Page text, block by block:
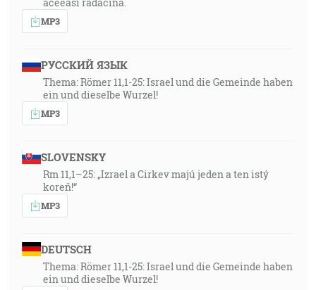
MP3
РУССКИЙ ЯЗЫК
Thema: Römer 11,1-25: Israel und die Gemeinde haben
ein und dieselbe Wurzel!
MP3
SLOVENSKY
Rm 11,1–25: „Izrael a Cirkev majú jeden a ten istý
koreň!“
MP3
DEUTSCH
Thema: Römer 11,1-25: Israel und die Gemeinde haben
ein und dieselbe Wurzel!